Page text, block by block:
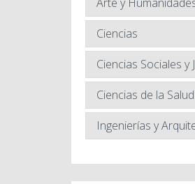
Ciencias
Ciencias Sociales y
Ciencias de la Salud
Ingenierías y